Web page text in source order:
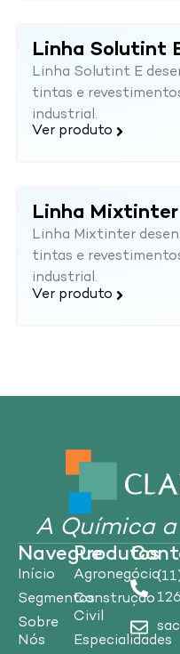
Linha Solutint
Linha Solutint E
tintas e
industrial.
Ver produto
Linha Mixtinter
Linha Mixtinter
tintas e
industrial.
Ver produto
A Química
Navegue
Início
Segmentos
Sobre
Nós
Produtos
Agronegócio
Construção
Civil
Especialidades